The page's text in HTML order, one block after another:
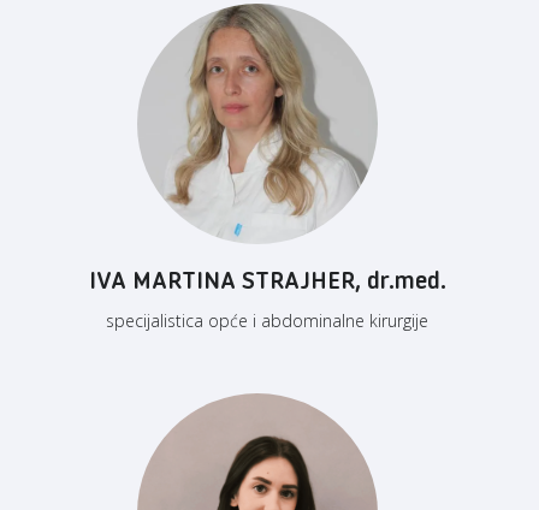
IVA MARTINA STRAJHER, dr.med.
specijalistica opće i abdominalne kirurgije